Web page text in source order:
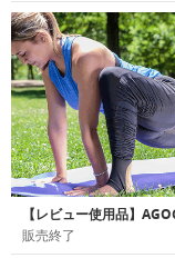
販売終了